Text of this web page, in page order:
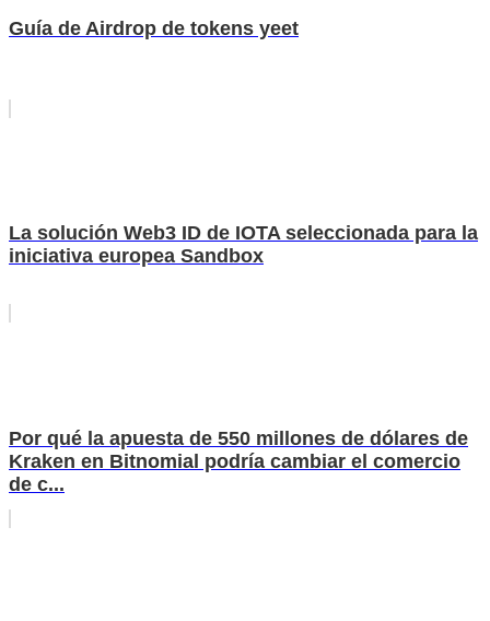
Guía de Airdrop de tokens yeet
La solución Web3 ID de IOTA seleccionada para la
iniciativa europea Sandbox
Por qué la apuesta de 550 millones de dólares de
Kraken en Bitnomial podría cambiar el comercio
de c...